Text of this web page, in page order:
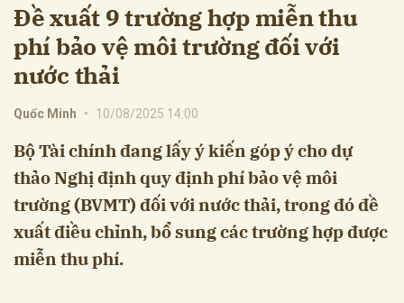
Đề xuất 9 trường hợp miễn thu
phí bảo vệ môi trường đối với
nước thải
Quốc Minh • 10/08/2025 14:00
Bộ Tài chính đang lấy ý kiến góp ý cho dự
thảo Nghị định quy định phí bảo vệ môi
trường (BVMT) đối với nước thải, trong đó đề
xuất điều chỉnh, bổ sung các trường hợp được
miễn thu phí.
Hủy